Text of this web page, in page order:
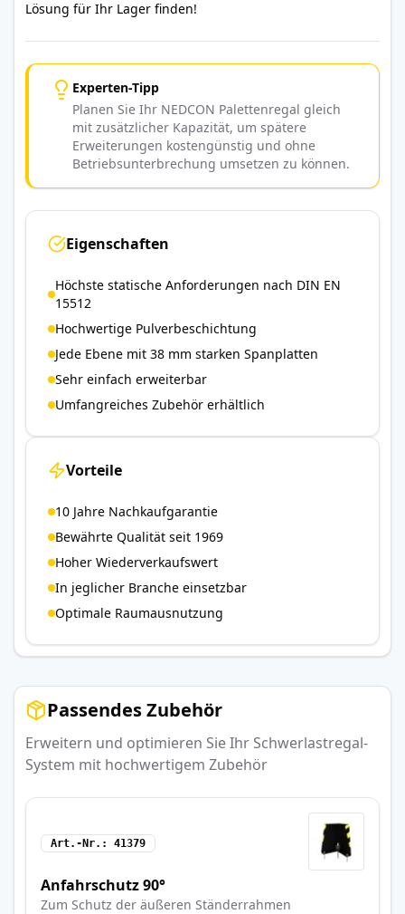
Lösung für Ihr Lager finden!
Experten-Tipp
Planen Sie Ihr NEDCON Palettenregal gleich
mit zusätzlicher Kapazität, um spätere
Erweiterungen kostengünstig und ohne
Betriebsunterbrechung umsetzen zu können.
Eigenschaften
Höchste statische Anforderungen nach DIN EN
15512
Hochwertige Pulverbeschichtung
Jede Ebene mit 38 mm starken Spanplatten
Sehr einfach erweiterbar
Umfangreiches Zubehör erhältlich
Vorteile
10 Jahre Nachkaufgarantie
Bewährte Qualität seit 1969
Hoher Wiederverkaufswert
In jeglicher Branche einsetzbar
Optimale Raumausnutzung
Passendes Zubehör
Erweitern und optimieren Sie Ihr Schwerlastregal-
System mit hochwertigem Zubehör
Art.-Nr. 41379
Anfahrschutz 90°
Zum Schutz der äußeren Ständerrahmen